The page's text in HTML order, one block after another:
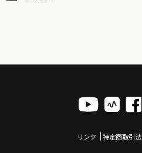
リンク 特定商取引法